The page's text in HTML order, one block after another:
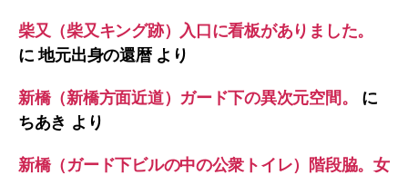
柴又（柴又キング跡）入口に看板がありました。
に地元出身の還暦より
新橋（新橋方面近道）ガード下の異次元空間。
に
ちあき より
新橋（ガード下ビルの中の公衆トイレ）階段脇。女